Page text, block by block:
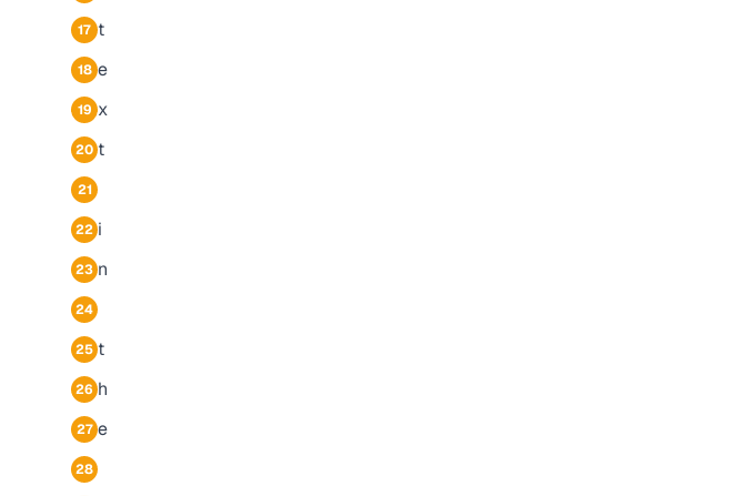
17 t
18 e
19 x
20 t
21
22 i
23 n
24
25 t
26 h
27 e
28